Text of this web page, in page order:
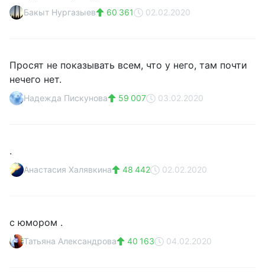
Бакыт Нургазыев 60 361 02.02.2020
Просят не показывать всем, что у него, там почти
нечего нет.
Надежда Пискунова 59 007 03.02.2020
.
Анастасия Халявкина 48 442 02.02.2020
с юмором .
Татьяна Александрова 40 163 04.02.2020